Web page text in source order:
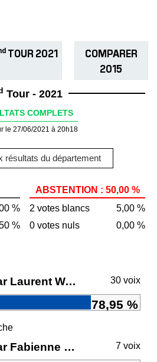
TOUR 2021
COMPARER
2015
Tour - 2021
COMPLETS
le 27/06/2021 à 20h18
résultats du département
%
%
ABSTENTION : 50,00 %
2 votes blancs
5,00 %
0 votes nuls
0,00 %
Liste conduite par Laurent WAUQUIEZ 30 voix
78,95 %
Liste conduite par Fabienne GREBERT 7 voix